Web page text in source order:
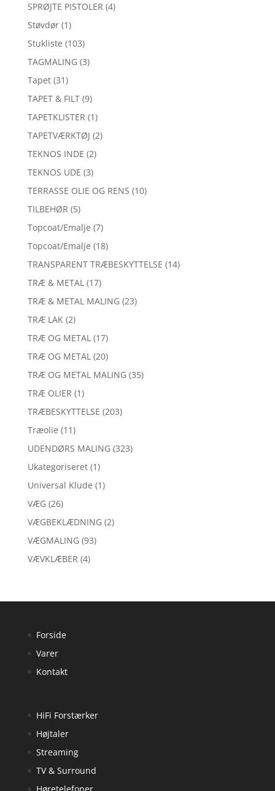
SPRØJTE PISTOLER (4)
Støvdør (1)
Stukliste (103)
TAGMALING (3)
Tapet (31)
TAPET & FILT (9)
TAPETKLISTER (1)
TAPETVÆRKTØJ (2)
TEKNOS INDE (2)
TEKNOS UDE (3)
TERRASSE OLIE OG RENS (10)
TILBEHØR (5)
Topcoat/Emalje (7)
Topcoat/Emalje (18)
TRANSPARENT TRÆBESKYTTELSE (14)
TRÆ & METAL (17)
TRÆ & METAL MALING (23)
TRÆ LAK (2)
TRÆ OG METAL (17)
TRÆ OG METAL (20)
TRÆ OG METAL MALING (35)
TRÆ OLIER (1)
TRÆBESKYTTELSE (203)
Træolie (11)
UDENDØRS MALING (323)
Ukategoriseret (1)
Universal Klude (1)
VÆG (26)
VÆGBEKLÆDNING (2)
VÆGMALING (93)
VÆVKLÆBER (4)
Forside
Varer
Kontakt
HiFi Forstærker
Højtaler
Streaming
TV & Surround